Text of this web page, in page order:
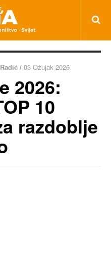
/ 03 Ožujak 2026
2026:
10
razdoblje